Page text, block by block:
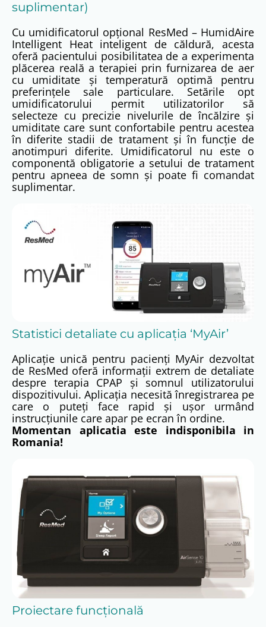
suplimentar)
Cu umidificatorul opțional ResMed – HumidAire
Intelligent Heat inteligent de căldură, acesta
oferă pacientului posibilitatea de a experimenta
plăcerea reală a terapiei prin furnizarea de aer
cu umiditate și temperatură optimă pentru
preferințele sale particulare. Setările opt
umidificatorului permit utilizatorilor să
selecteze cu precizie nivelurile de încălzire și
umiditate care sunt confortabile pentru acestea
în diferite stadii de tratament și în funcție de
anotimpuri diferite. Umidificatorul nu este o
componentă obligatorie a setului de tratament
pentru apneea de somn și poate fi comandat
suplimentar.
Statistici detaliate cu aplicația ‘MyAir’
Aplicație unică pentru pacienți MyAir dezvoltat
de ResMed oferă informații extrem de detaliate
despre terapia CPAP și somnul utilizatorului
dispozitivului. Aplicația necesită înregistrarea pe
care o puteți face rapid și ușor urmând
instrucțiunile care apar pe ecran în ordine.
Momentan aplicatia este indisponibila in
Romania!
Proiectare funcțională